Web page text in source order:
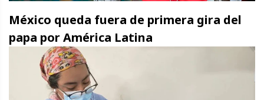
México queda fuera de primera gira del
papa por América Latina